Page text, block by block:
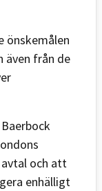
önskemålen
även från de
och att
enhälligt